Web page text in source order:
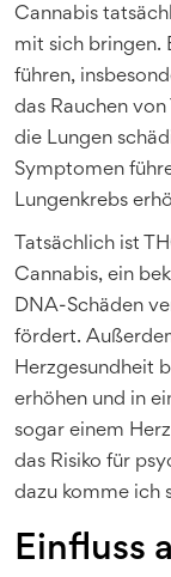
Cannabis
mit sich bringen.
führen,
das Rauchen
die Lungen
Symptomen
Lungenkrebs
Tatsächlich ist
Cannabis, ein
DNA-Schäden
fördert.
Herzgesundheit
erhöhen und in
sogar einem
das Risiko für
dazu komme ich
Einfluss